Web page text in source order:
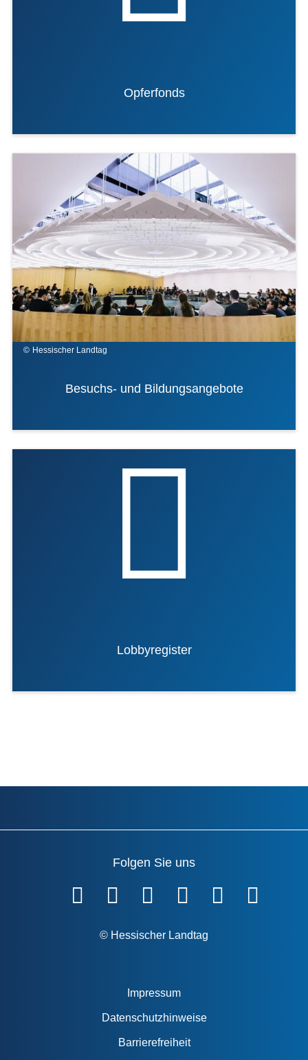
Opferfonds
Hessischer Landtag
Besuchs- und Bildungsangebote
Lobbyregister
Folgen Sie uns
© Hessischer Landtag
Impressum
Datenschutzhinweise
Barrierefreiheit